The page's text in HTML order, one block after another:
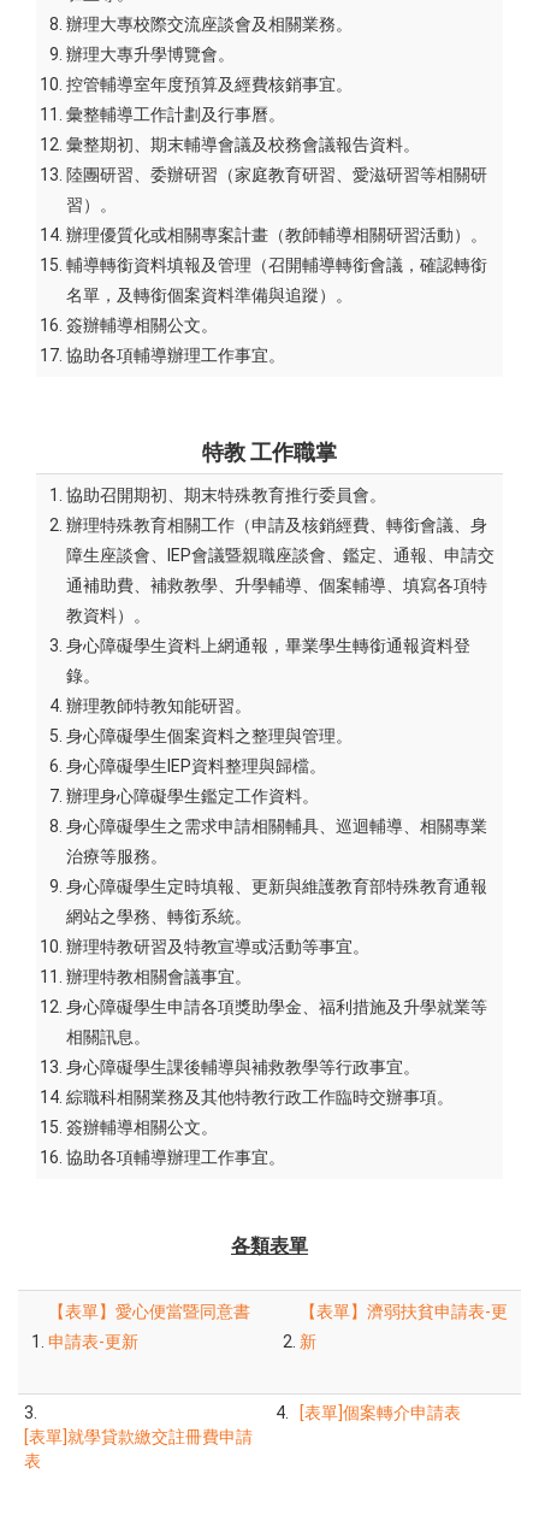
辦理大專校際交流座談會及相關業務。
辦理大專升學博覽會。
控管輔導室年度預算及經費核銷事宜。
彙整輔導工作計劃及行事曆。
彙整期初、期末輔導會議及校務會議報告資料。
陸團研習、委辦研習（家庭教育研習、愛滋研習等相關研
習）。
辦理優質化或相關專案計畫（教師輔導相關研習活動）。
輔導轉銜資料填報及管理（召開輔導轉銜會議，確認轉銜
名單，及轉銜個案資料準備與追蹤）。
簽辦輔導相關公文。
協助各項輔導辦理工作事宜。
特教工作職掌
協助召開期初、期末特殊教育推行委員會。
辦理特殊教育相關工作（申請及核銷經費、轉銜會議、身
障生座談會、IEP會議暨親職座談會、鑑定、通報、申請交
通補助費、補救教學、升學輔導、個案輔導、填寫各項特
教資料）。
身心障礙學生資料上網通報，畢業學生轉銜通報資料登
錄。
辦理教師特教知能研習。
身心障礙學生個案資料之整理與管理。
身心障礙學生IEP資料整理與歸檔。
辦理身心障礙學生鑑定工作資料。
身心障礙學生之需求申請相關輔具、巡迴輔導、相關專業
治療等服務。
身心障礙學生定時填報、更新與維護教育部特殊教育通報
網站之學務、轉銜系統。
辦理特教研習及特教宣導或活動等事宜。
辦理特教相關會議事宜。
身心障礙學生申請各項獎助學金、福利措施及升學就業等
相關訊息。
身心障礙學生課後輔導與補救教學等行政事宜。
綜職科相關業務及其他特教行政工作臨時交辦事項。
簽辦輔導相關公文。
協助各項輔導辦理工作事宜。
各類表單
【表單】愛心便當暨同意書
申請表-更新
【表單】濟弱扶貧申請表-更
新
3.
[表單]就學貸款繳交註冊費申請
表
4. [表單]個案轉介申請表